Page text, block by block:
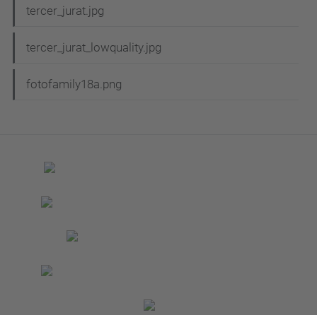
tercer_jurat.jpg
tercer_jurat_lowquality.jpg
fotofamily18a.png